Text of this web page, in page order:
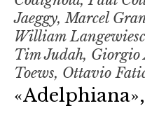
Jaeggy, Marcel
William
Tim Judah,
Toews, Ottavio